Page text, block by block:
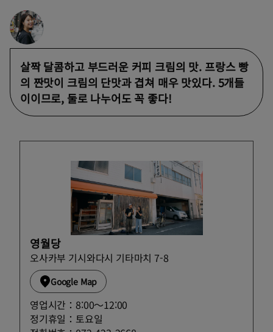
살짝 달콤하고 부드러운 커피 크림의 맛. 프랑스 빵
의 짠맛이 크림의 단맛과 겹쳐 매우 맛있다. 5개들
이이므로, 둘로 나누어도 꼭 좋다!
영월당
오사카부 기시와다시 기타마치 7-8
Google Map
영업시간：8:00〜12:00
정기휴일：토요일